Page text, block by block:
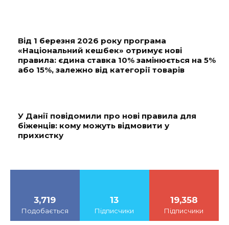
Від 1 березня 2026 року програма
«Національний кешбек» отримує нові
правила: єдина ставка 10% замінюється на 5%
або 15%, залежно від категорії товарів
У Данії повідомили про нові правила для
біженців: кому можуть відмовити у
прихистку
3,719
Подобається
13
Підписчики
19,358
Підписчики